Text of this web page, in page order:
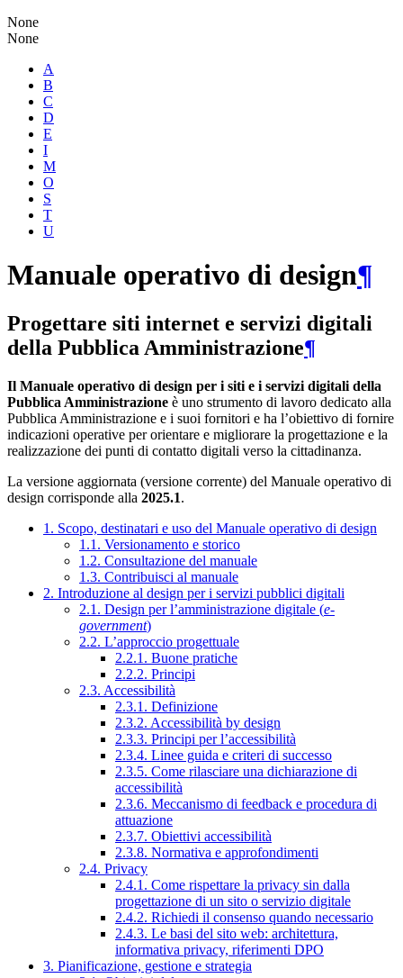
None
None
A
B
C
D
E
I
M
O
S
T
U
Manuale operativo di design¶
Progettare siti internet e servizi digitali
della Pubblica Amministrazione¶
Il Manuale operativo di design per i siti e i servizi digitali della
Pubblica Amministrazione è uno strumento di lavoro dedicato alla
Pubblica Amministrazione e i suoi fornitori e ha l’obiettivo di fornire
indicazioni operative per orientare e migliorare la progettazione e la
realizzazione dei punti di contatto digitali verso la cittadinanza.
La versione aggiornata (versione corrente) del Manuale operativo di
design corrisponde alla 2025.1.
1. Scopo, destinatari e uso del Manuale operativo di design
1.1. Versionamento e storico
1.2. Consultazione del manuale
1.3. Contribuisci al manuale
2. Introduzione al design per i servizi pubblici digitali
2.1. Design per l’amministrazione digitale (e-
government)
2.2. L’approccio progettuale
2.2.1. Buone pratiche
2.2.2. Principi
2.3. Accessibilità
2.3.1. Definizione
2.3.2. Accessibilità by design
2.3.3. Principi per l’accessibilità
2.3.4. Linee guida e criteri di successo
2.3.5. Come rilasciare una dichiarazione di
accessibilità
2.3.6. Meccanismo di feedback e procedura di
attuazione
2.3.7. Obiettivi accessibilità
2.3.8. Normativa e approfondimenti
2.4. Privacy
2.4.1. Come rispettare la privacy sin dalla
progettazione di un sito o servizio digitale
2.4.2. Richiedi il consenso quando necessario
2.4.3. Le basi del sito web: architettura,
informativa privacy, riferimenti DPO
3. Pianificazione, gestione e strategia